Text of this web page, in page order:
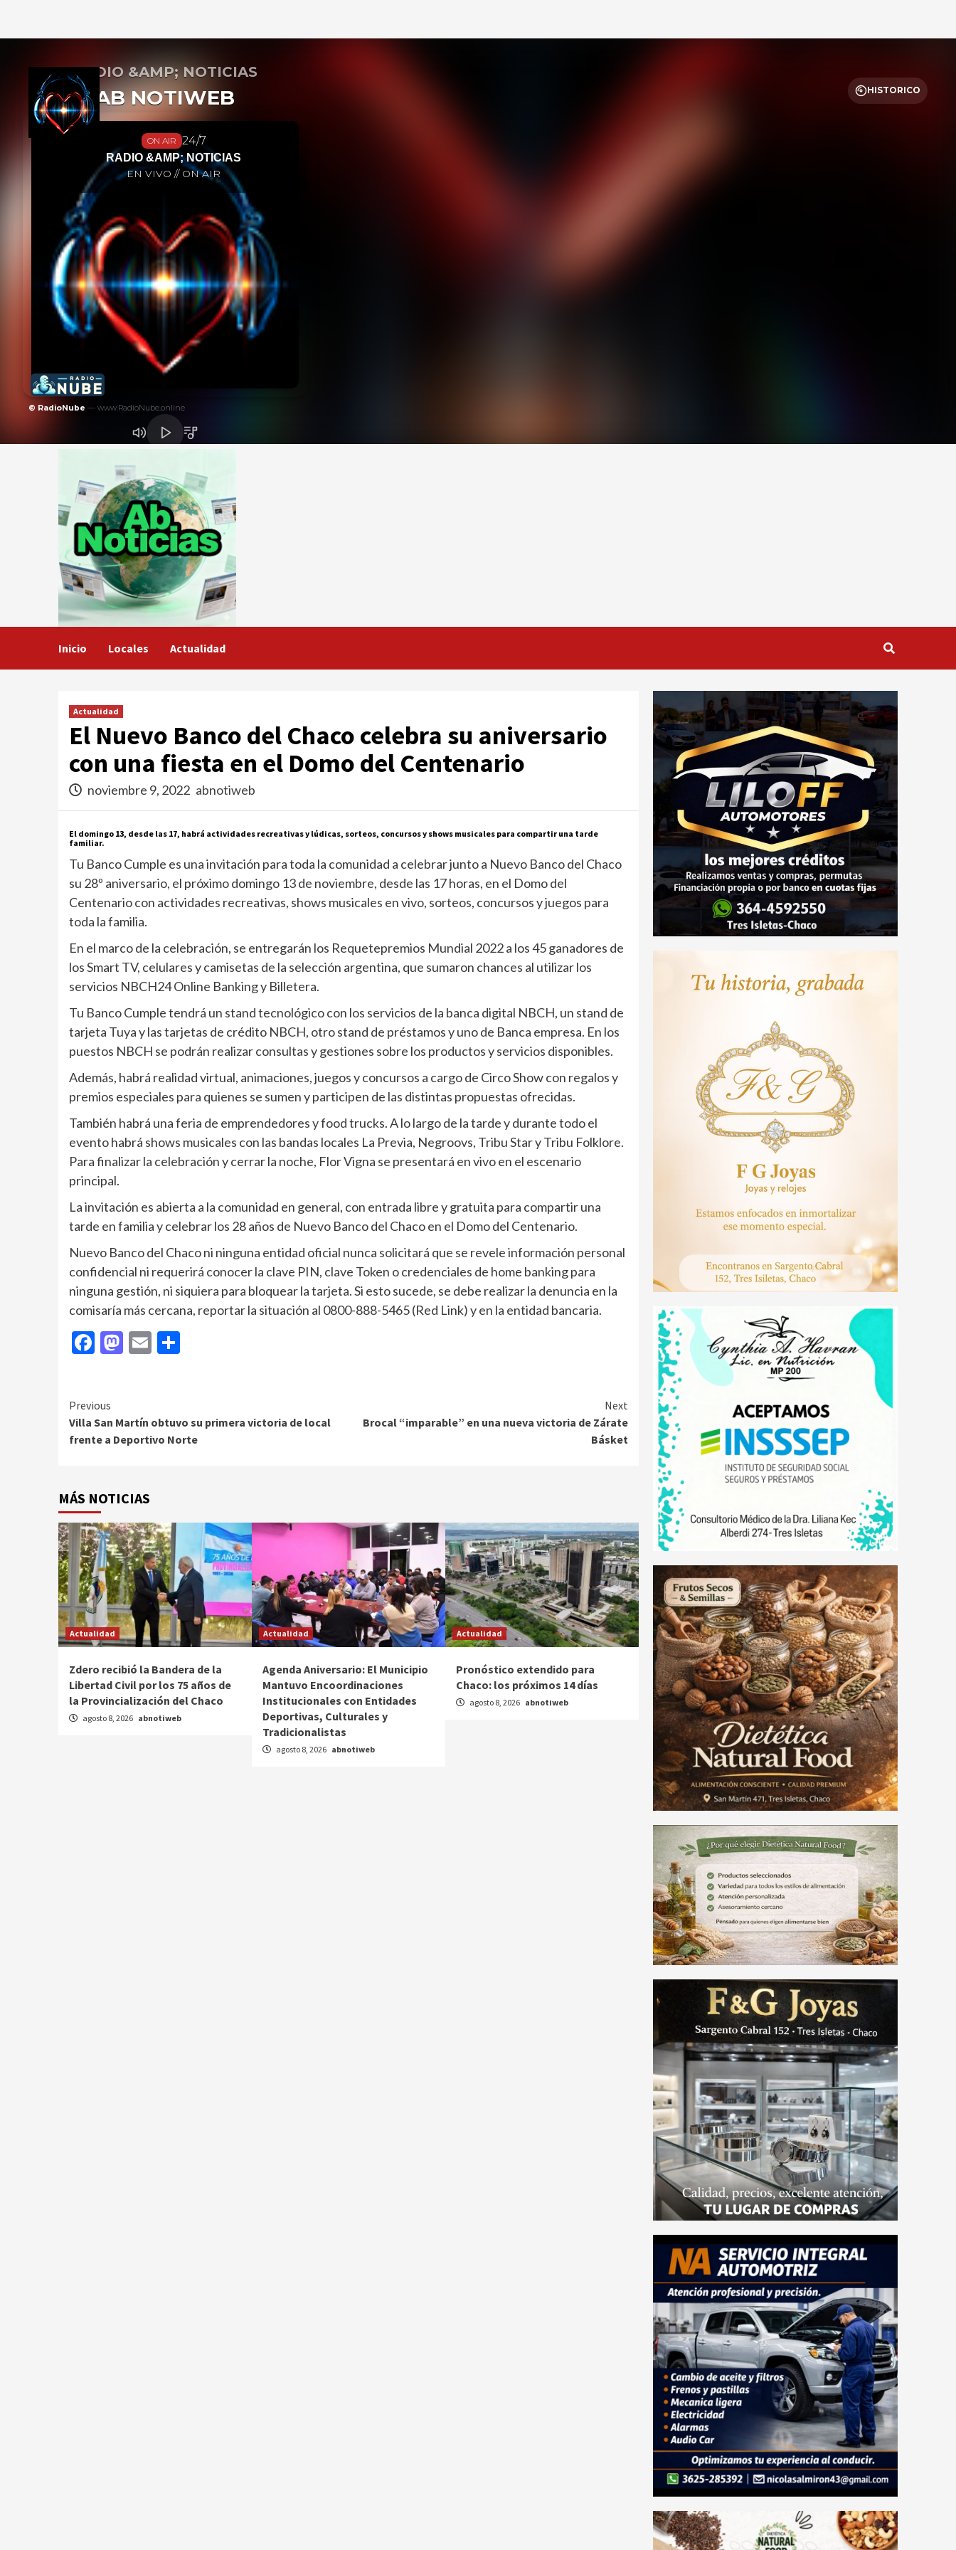
Inicio Locales Actualidad
Actualidad
El Nuevo Banco del Chaco celebra su aniversario
con una fiesta en el Domo del Centenario
noviembre 9, 2022 abnotiweb
El domingo 13, desde las 17, habrá actividades recreativas y lúdicas, sorteos, concursos y shows musicales para compartir una tarde
familiar.
Tu Banco Cumple es una invitación para toda la comunidad a celebrar junto a Nuevo Banco del Chaco
su 28º aniversario, el próximo domingo 13 de noviembre, desde las 17 horas, en el Domo del
Centenario con actividades recreativas, shows musicales en vivo, sorteos, concursos y juegos para
toda la familia.
En el marco de la celebración, se entregarán los Requetepremios Mundial 2022 a los 45 ganadores de
los Smart TV, celulares y camisetas de la selección argentina, que sumaron chances al utilizar los
servicios NBCH24 Online Banking y Billetera.
Tu Banco Cumple tendrá un stand tecnológico con los servicios de la banca digital NBCH, un stand de
tarjeta Tuya y las tarjetas de crédito NBCH, otro stand de préstamos y uno de Banca empresa. En los
puestos NBCH se podrán realizar consultas y gestiones sobre los productos y servicios disponibles.
Además, habrá realidad virtual, animaciones, juegos y concursos a cargo de Circo Show con regalos y
premios especiales para quienes se sumen y participen de las distintas propuestas ofrecidas.
También habrá una feria de emprendedores y food trucks. A lo largo de la tarde y durante todo el
evento habrá shows musicales con las bandas locales La Previa, Negroovs, Tribu Star y Tribu Folklore.
Para finalizar la celebración y cerrar la noche, Flor Vigna se presentará en vivo en el escenario
principal.
La invitación es abierta a la comunidad en general, con entrada libre y gratuita para compartir una
tarde en familia y celebrar los 28 años de Nuevo Banco del Chaco en el Domo del Centenario.
Nuevo Banco del Chaco ni ninguna entidad oficial nunca solicitará que se revele información personal
confidencial ni requerirá conocer la clave PIN, clave Token o credenciales de home banking para
ninguna gestión, ni siquiera para bloquear la tarjeta. Si esto sucede, se debe realizar la denuncia en la
comisaría más cercana, reportar la situación al 0800-888-5465 (Red Link) y en la entidad bancaria.
Facebook
Mastodon
Email
Continue
Reading
Previous
Villa San Martín obtuvo su primera victoria de local
frente a Deportivo Norte
Next
Brocal “imparable” en una nueva victoria de Zárate
Básket
MÁS NOTICIAS
Actualidad
Zdero recibió la Bandera de la
Libertad Civil por los 75 años de
la Provincialización del Chaco
agosto 8, 2026 abnotiweb
Actualidad
Agenda Aniversario: El Municipio
Mantuvo Encoordinaciones
Institucionales con Entidades
Deportivas, Culturales y
Tradicionalistas
agosto 8, 2026 abnotiweb
Actualidad
Pronóstico extendido para
Chaco: los próximos 14 días
agosto 8, 2026 abnotiweb